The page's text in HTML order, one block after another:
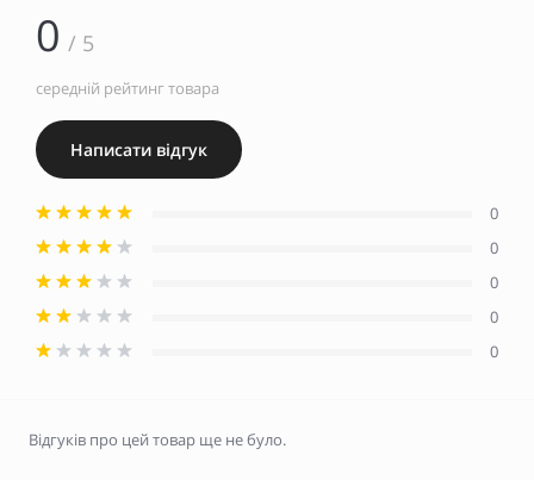
0 / 5
середній рейтинг товара
Написати відгук
0
0
0
0
0
Відгуків про цей товар ще не було.